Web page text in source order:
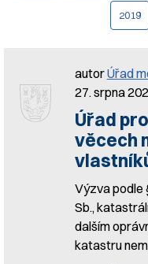
2019
autorÚřad
27. srpna
Úřad
věcech
Výzva podle
Sb.,
dalším
katastru